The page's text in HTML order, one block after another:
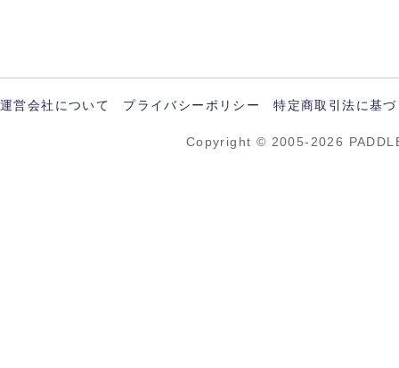
運営会社について プライバシーポリシー 特定商取引法に基
Copyright © 2005-2026